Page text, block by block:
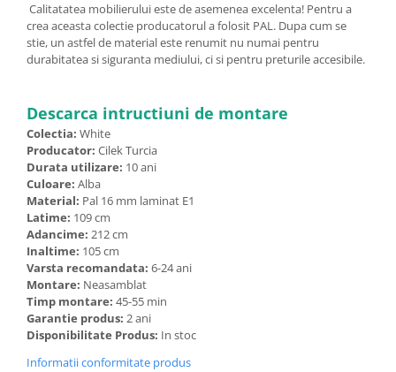
Calitatatea mobilierului este de asemenea excelenta! Pentru a
crea aceasta colectie producatorul a folosit PAL. Dupa cum se
stie, un astfel de material este renumit nu numai pentru
durabitatea si siguranta mediului, ci si pentru preturile accesibile.
Descarca intructiuni de montare
Colectia: White
Producator: Cilek Turcia
Durata utilizare: 10 ani
Culoare: Alba
Material: Pal 16 mm laminat E1
Latime: 109 cm
Adancime: 212 cm
Inaltime: 105 cm
Varsta recomandata: 6-24 ani
Montare: Neasamblat
Timp montare: 45-55 min
Garantie produs: 2 ani
Disponibilitate Produs: In stoc
Informatii conformitate produs